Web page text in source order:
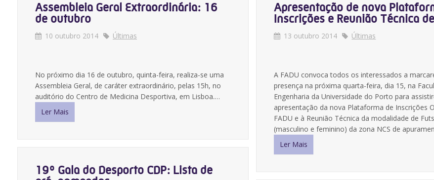
Assembleia Geral Extraordinária: 16
de outubro
10 outubro 2014 Últimas
No próximo dia 16 de outubro, quinta-feira, realiza-se uma
Assembleia Geral, de caráter extraordinário, pelas 15h, no
auditório do Centro de Medicina Desportiva, em Lisboa.…
Ler Mais
19º Gala do Desporto CDP: Lista de
Apresentação de nova
Inscrições e Reunião Técnica
13 outubro 2014 Últimas
A FADU convoca todos os interessados a
presença na próxima quarta-feira, dia 15, na
Engenharia da Universidade do Porto para
apresentação da nova Plataforma de Inscrições
FADU e à Reunião Técnica da modalidade de
(masculino e feminino) da zona NCS de
Ler Mais